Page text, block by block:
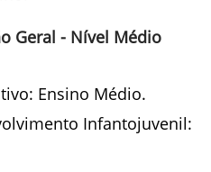
Geral - Nível Médio
Ensino Médio.
Infantojuvenil: